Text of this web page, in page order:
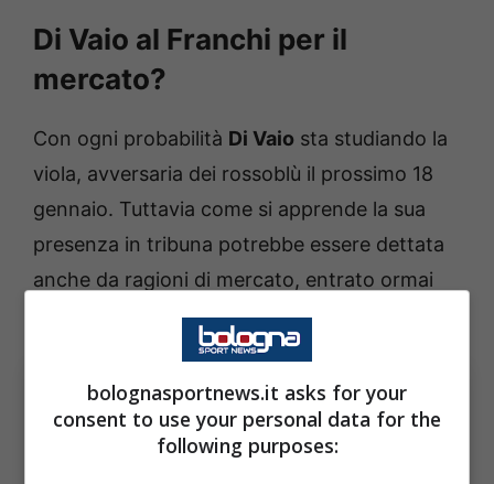
Di Vaio al Franchi per il
mercato?
Con ogni probabilità Di Vaio sta studiando la
viola, avversaria dei rossoblù il prossimo 18
gennaio. Tuttavia come si apprende la sua
presenza in tribuna potrebbe essere dettata
anche da ragioni di mercato, entrato ormai
nel vivo da diversi giorni.
bolognasportnews.it asks for your
consent to use your personal data for the
following purposes: